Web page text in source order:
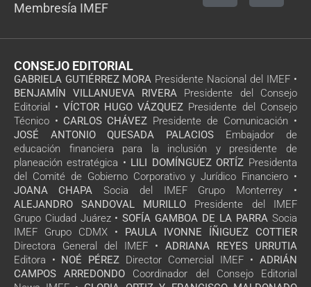
Membresía IMEF
CONSEJO EDITORIAL
GABRIELA GUTIÉRREZ MORA Presidente Nacional del IMEF •
BENJAMÍN VILLANUEVA RIVERA Presidente del Consejo
Editorial • VÍCTOR HUGO VÁZQUEZ Presidente del Consejo
Técnico • CARLOS CHÁVEZ Presidente de Comunicación •
JOSÉ ANTONIO QUESADA PALACIOS Embajador de
educación financiera para la inclusión y presidente de
planeación estratégica • LILI DOMÍNGUEZ ORTÍZ Presidenta
del Comité de Gobierno Corporativo y Jurídico Financiero •
JOANA CHAPA Socia del IMEF Grupo Monterrey •
ALEJANDRO SANDOVAL MURILLO Presidente del IMEF
Grupo Ciudad Juárez • SOFÍA GAMBOA DE LA PARRA Socia
IMEF Grupo CDMX • PAULA IVONNE ÍÑIGUEZ COTTIER
Directora General del IMEF • ADRIANA REYES URRUTIA
Editora • NOÉ PÉREZ Director Comercial IMEF • ADRIÁN
CAMPOS ARREDONDO Coordinador del Consejo Editorial